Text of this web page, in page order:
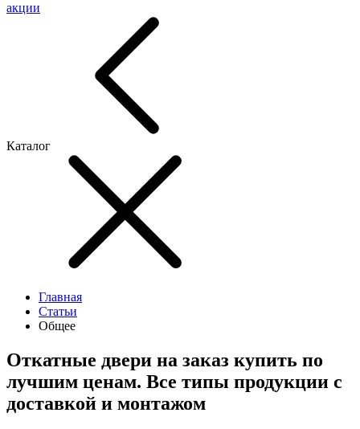
акции
Каталог
Главная
Статьи
Общее
Откатные двери на заказ купить по
лучшим ценам. Все типы продукции с
доставкой и монтажом